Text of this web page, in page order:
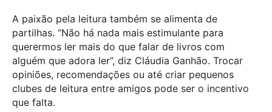
A paixão pela leitura também se alimenta de
partilhas. “Não há nada mais estimulante para
querermos ler mais do que falar de livros com
alguém que adora ler”, diz Cláudia Ganhão. Trocar
opiniões, recomendações ou até criar pequenos
clubes de leitura entre amigos pode ser o incentivo
que falta.